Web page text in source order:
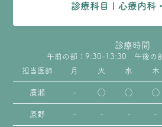
診療科目 | 心療内科
診療時間
午前の部：9:30-13:30 午後の
担当医師
月 火 水 木
廣瀬 - ◯ ◯ ◯
原野 - - - -